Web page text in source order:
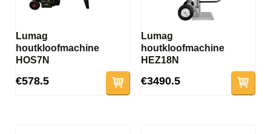
Lumag
houtkloofmachine
HOS7N
€578.5
Lumag
houtkloofmachine
HEZ18N
€3490.5